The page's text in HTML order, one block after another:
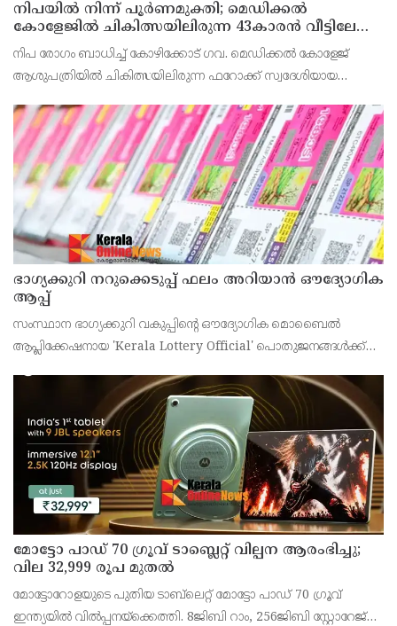
നിപയിൽ നിന്ന് പൂർണമുക്തി; മെഡിക്കൽ
കോളേജിൽ ചികിത്സയിലിരുന്ന 43കാരൻ വീട്ടിലേക്ക്
മടങ്ങി
നിപ രോഗം ബാധിച്ച് കോഴിക്കോട് ഗവ. മെഡിക്കൽ കോളേജ്
ആശുപത്രിയിൽ ചികിത്സയിലിരുന്ന ഫറോക്ക് സ്വദേശിയായ
ഭാഗ്യക്കുറി നറുക്കെടുപ്പ് ഫലം അറിയാൻ ഔദ്യോഗിക
ആപ്പ്
സംസ്ഥാന ഭാഗ്യക്കുറി വകുപ്പിന്റെ ഔദ്യോഗിക മൊബൈൽ
ആപ്ലിക്കേഷനായ 'Kerala Lottery Official' പൊതുജനങ്ങൾക്ക്
അഞ്ജു കെ എസ് അറിയിച്ചു.
മോട്ടോ പാഡ് 70 ഗ്രൂവ് ടാബ്ലെറ്റ് വില്പന ആരംഭിച്ചു;
വില 32,999 രൂപ മുതൽ
മോട്ടോറോളയുടെ പുതിയ ടാബ്‌ലെറ്റ് മോട്ടോ പാഡ് 70 ഗ്രൂവ്
ഇന്ത്യയിൽ വിൽപ്പനയ്‌ക്കെത്തി. 8ജിബി റാം, 256ജിബി സ്റ്റോറേജ്